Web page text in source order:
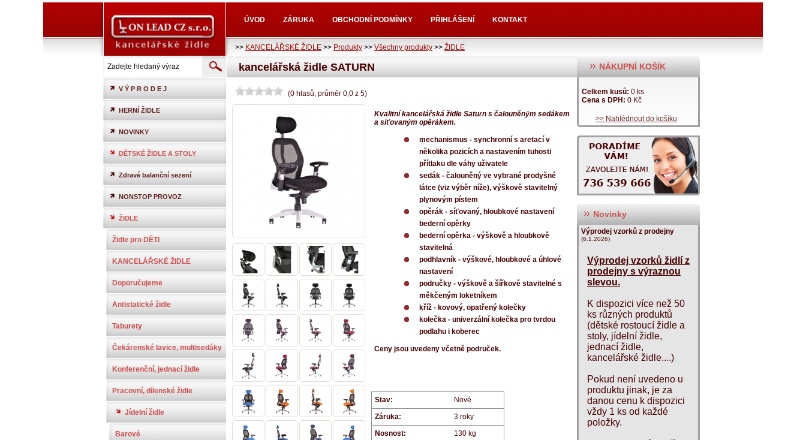
ÚVOD ZÁRUKA OBCHODNÍ PODMÍNKY PŘIHLÁŠENÍ KONTAKT
>> KANCELÁŘSKÉ ŽIDLE >> Produkty >> Všechny produkty >> ŽIDLE
V Ý P R O D E J
HERNÍ ŽIDLE
NOVINKY
DĚTSKÉ ŽIDLE A STOLY
Zdravé balanční sezení
NONSTOP PROVOZ
ŽIDLE
Židle pro DĚTI
KANCELÁŘSKÉ ŽIDLE
Doporučujeme
Antistatické židle
Taburety
Čekárenské lavice, multisedáky
Konferenční, jednací židle
Pracovní, dílenské židle
Jídelní židle
Barové
kancelářská židle SATURN
(0 hlasů, průměr 0,0 z 5)
Kvalitní kancelářská židle Saturn s čalouněným sedákem
a síťovaným opěrákem.
mechanismus - synchronní s aretací v
několika pozicích a nastavením tuhosti
přítlaku dle váhy uživatele
sedák - čalouněný ve vybrané prodyšné
látce (viz výběr níže), výškově stavitelný
plynovým pístem
opěrák - síťovaný, hloubkové nastavení
bederní opěrky
bederní opěrka - výškově a hloubkově
stavitelná
podhlavník - výškové, hloubkové a úhlové
nastavení
područky - výškově a šířkově stavitelné s
měkčeným loketníkem
kříž - kovový, opatřený kolečky
kolečka - univerzální kolečka pro tvrdou
podlahu i koberec
Ceny jsou uvedeny včetně područek.
Stav:
Nové
Záruka:
3 roky
Nosnost:
130 kg
NÁKUPNÍ KOŠÍK
Celkem kusů: 0 ks
Cena s DPH: 0 Kč
>> Nahlédnout do košíku
Novinky
Výprodej vzorků z prodejny
(6.1.2026)
Výprodej vzorků židlí z
prodejny s výraznou
slevou.
K dispozici více než 50
ks různých produktů
(dětské rostoucí židle a
stoly, jídelní židle,
jednací židle,
kancelářské židle....)
Pokud není uvedeno u
produktu jinak, je za
danou cenu k dispozici
vždy 1 ks od každé
položky.